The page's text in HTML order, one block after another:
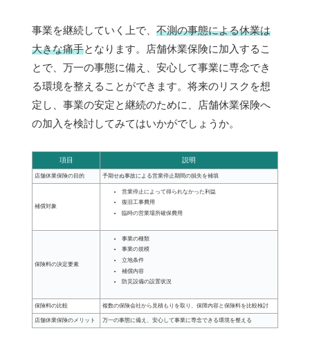
事業を継続していく上で、 不測の事態による休業は
大きな痛手となります。店舗休業保険に加入するこ
とで、万一の事態に備え、安心して事業に専念でき
る環境を整えることができます。将来のリスクを想
定し、事業の安定と継続のために、店舗休業保険へ
の加入を検討してみてはいかがでしょうか。
項目 説明
店舗休業保険の目的 予期せぬ事故による営業停止期間の損失を補填
補償対象
営業停止によって得られなかった利益
復旧工事費用
臨時の営業場所確保費用
保険料の決定要素
事業の種類
事業の規模
立地条件
補償内容
防災設備の設置状況
保険料の比較 複数の保険会社から見積もりを取り、保障内容と保険料を比較検討
店舗休業保険のメリット 万一の事態に備え、安心して事業に専念できる環境を整える